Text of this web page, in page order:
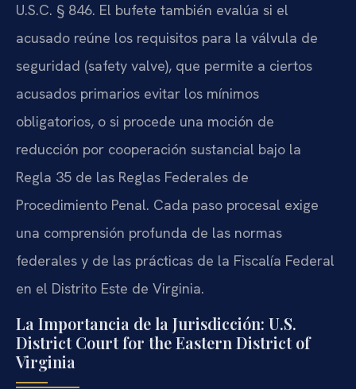
U.S.C. § 846. El bufete también evalúa si el
acusado reúne los requisitos para la válvula de
seguridad (safety valve), que permite a ciertos
acusados primarios evitar los mínimos
obligatorios, o si procede una moción de
reducción por cooperación sustancial bajo la
Regla 35 de las Reglas Federales de
Procedimiento Penal. Cada paso procesal exige
una comprensión profunda de las normas
federales y de las prácticas de la Fiscalía Federal
en el Distrito Este de Virginia.
La Importancia de la Jurisdicción: U.S.
District Court for the Eastern District of
Virginia